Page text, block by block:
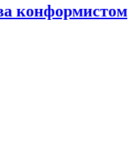
конформистом